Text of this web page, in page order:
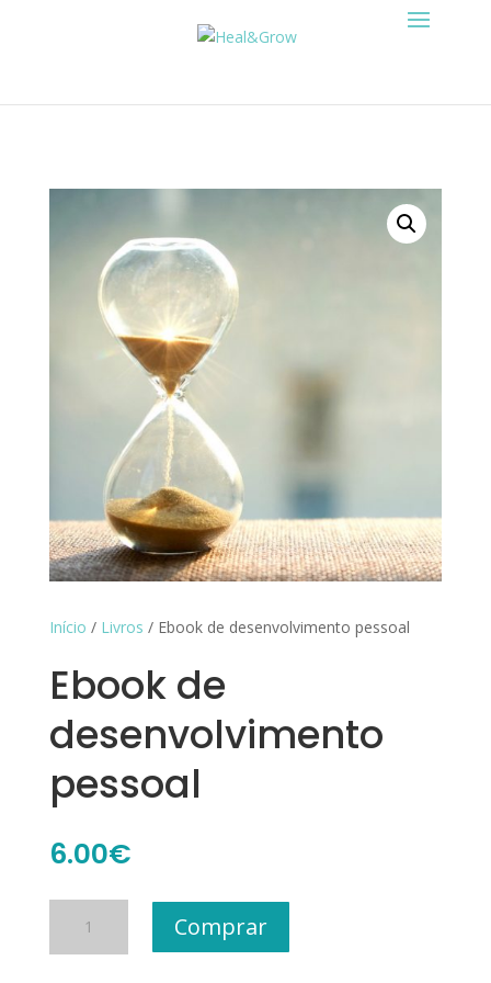
Início / Livros / Ebook de desenvolvimento pessoal
Ebook de
desenvolvimento
pessoal
6.00€
Ebook
Comprar